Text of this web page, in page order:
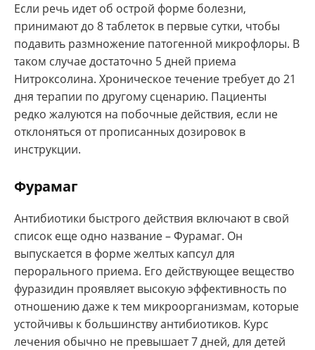
Если речь идет об острой форме болезни,
принимают до 8 таблеток в первые сутки, чтобы
подавить размножение патогенной микрофлоры. В
таком случае достаточно 5 дней приема
Нитроксолина. Хроническое течение требует до 21
дня терапии по другому сценарию. Пациенты
редко жалуются на побочные действия, если не
отклоняться от прописанных дозировок в
инструкции.
Фурамаг
Антибиотики быстрого действия включают в свой
список еще одно название – Фурамаг. Он
выпускается в форме желтых капсул для
перорального приема. Его действующее вещество
фуразидин проявляет высокую эффективность по
отношению даже к тем микроорганизмам, которые
устойчивы к большинству антибиотиков. Курс
лечения обычно не превышает 7 дней, для детей